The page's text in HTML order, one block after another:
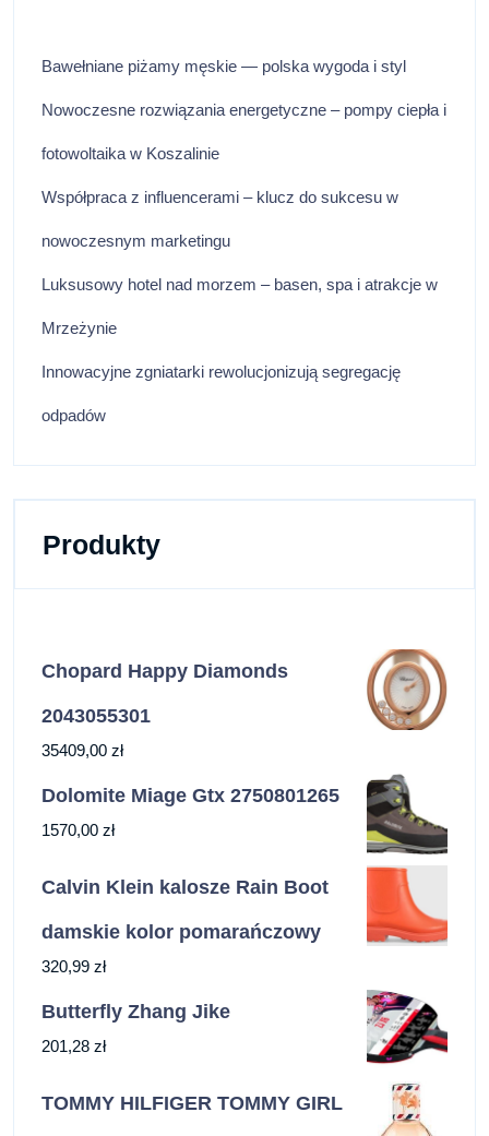
Bawełniane piżamy męskie — polska wygoda i styl
Nowoczesne rozwiązania energetyczne – pompy ciepła i
fotowoltaika w Koszalinie
Współpraca z influencerami – klucz do sukcesu w
nowoczesnym marketingu
Luksusowy hotel nad morzem – basen, spa i atrakcje w
Mrzeżynie
Innowacyjne zgniatarki rewolucjonizują segregację
odpadów
Produkty
Chopard Happy Diamonds
2043055301
35409,00 zł
Dolomite Miage Gtx 2750801265
1570,00 zł
Calvin Klein kalosze Rain Boot
damskie kolor pomarańczowy
320,99 zł
Butterfly Zhang Jike
201,28 zł
TOMMY HILFIGER TOMMY GIRL